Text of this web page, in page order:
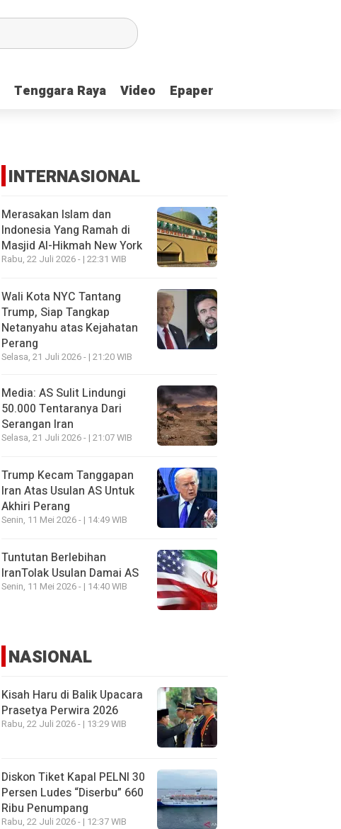
Tenggara Raya Video Epaper
Tenggara Raya Video Epaper
INTERNASIONAL
Merasakan Islam dan
Indonesia Yang Ramah di
Masjid Al-Hikmah New York
Rabu, 22 Juli 2026 - | 22:31 WIB
Wali Kota NYC Tantang
Trump, Siap Tangkap
Netanyahu atas Kejahatan
Perang
Selasa, 21 Juli 2026 - | 21:20 WIB
Media: AS Sulit Lindungi
50.000 Tentaranya Dari
Serangan Iran
Selasa, 21 Juli 2026 - | 21:07 WIB
Trump Kecam Tanggapan
Iran Atas Usulan AS Untuk
Akhiri Perang
Senin, 11 Mei 2026 - | 14:49 WIB
Tuntutan Berlebihan
IranTolak Usulan Damai AS
Senin, 11 Mei 2026 - | 14:40 WIB
NASIONAL
Kisah Haru di Balik Upacara
Prasetya Perwira 2026
Rabu, 22 Juli 2026 - | 13:29 WIB
Diskon Tiket Kapal PELNI 30
Persen Ludes “Diserbu” 660
Ribu Penumpang
Rabu, 22 Juli 2026 - | 12:37 WIB